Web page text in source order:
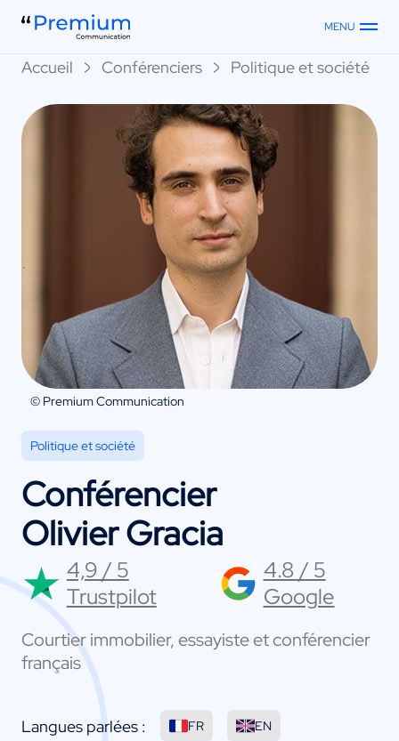
MENU
Accueil Conférenciers Politique et société
© Premium Communication
Politique et société
Conférencier
Olivier Gracia
4,9 / 5
Trustpilot
4.8 / 5
Google
Courtier immobilier, essayiste et conférencier
français
Langues parlées : FR EN